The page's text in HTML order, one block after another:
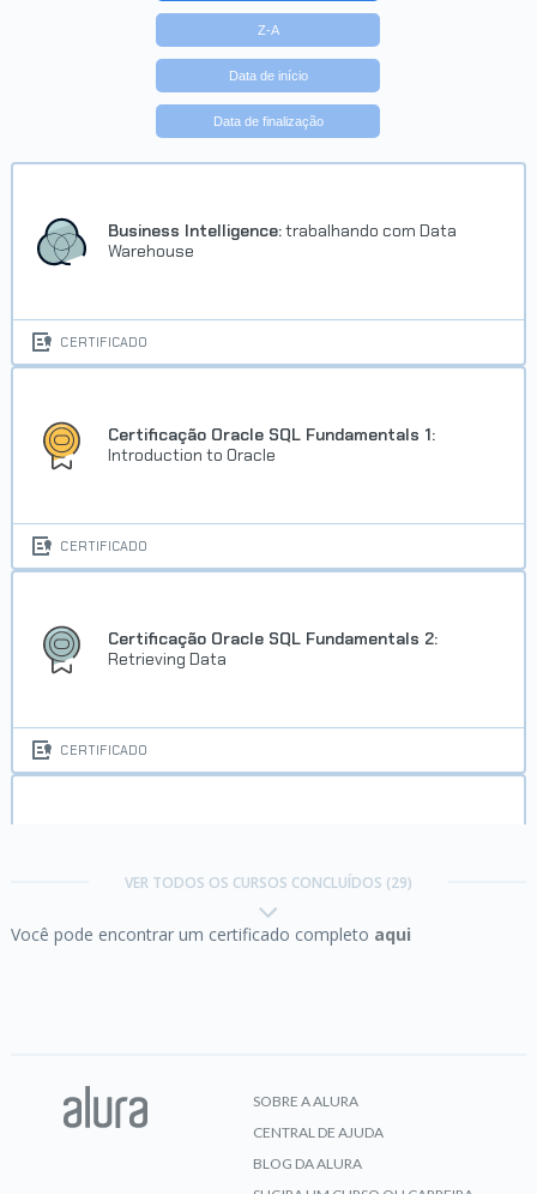
Z-A
Data de início
Data de finalização
Business Intelligence:trabalhando com Data
Warehouse
CERTIFICADO
Certificação Oracle SQL Fundamentals 1:
Introduction to Oracle
CERTIFICADO
Certificação Oracle SQL Fundamentals 2:
Retrieving Data
CERTIFICADO
VER TODOS OS CURSOS CONCLUÍDOS (29)
Você pode encontrar um certificado completo aqui
SOBRE A ALURA
CENTRAL DE AJUDA
BLOG DA ALURA